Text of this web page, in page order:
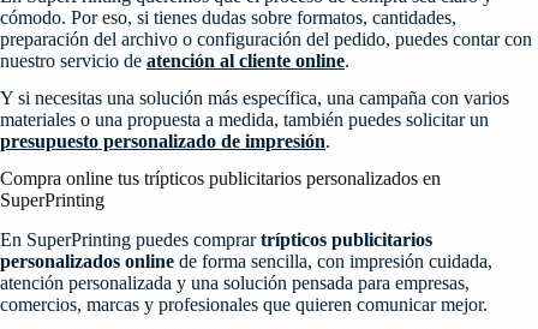
cómodo. Por eso, si tienes dudas sobre formatos, cantidades,
preparación del archivo o configuración del pedido, puedes contar con
nuestro servicio de atención al cliente online.
Y si necesitas una solución más específica, una campaña con varios
materiales o una propuesta a medida, también puedes solicitar un
presupuesto personalizado de impresión.
Compra online tus trípticos publicitarios personalizados en
SuperPrinting
En SuperPrinting puedes comprartrípticos publicitarios
personalizados online de forma sencilla, con impresión cuidada,
atención personalizada y una solución pensada para empresas,
comercios, marcas y profesionales que quieren comunicar mejor.